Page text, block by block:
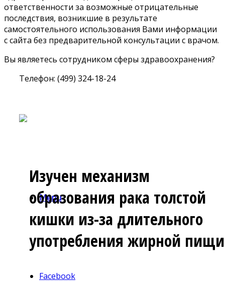
ответственности за возможные отрицательные
последствия, возникшие в результате
самостоятельного использования Вами информации
с сайта без предварительной консультации с врачом.
Вы являетесь сотрудником сферы здравоохранения?
Телефон: (499) 324-18-24
Menu
Facebook
Изучен механизм
образования рака толстой
кишки из-за длительного
употребления жирной пищи